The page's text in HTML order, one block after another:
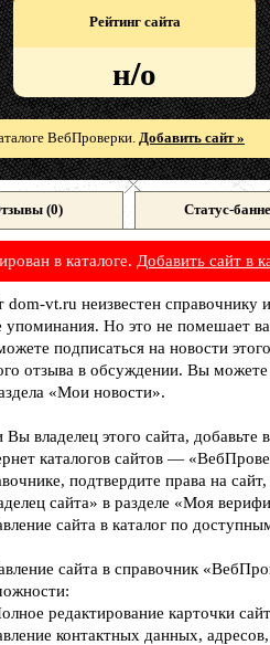
Рейтинг сайта
н/о
ВебПроверки.Добавить сайт »
(0) Статус-
в каталоге. Добавить сайт в
dom-vt.ru неизвестен справочнику
упоминания. Но это не помешает
подписаться на новости
отзыва в обсуждении. Вы можете
«Мои новости».
Вы владелец этого сайта,
каталогов сайтов —
подтвердите права на
сайта» в разделе «Моя
сайта в каталог по
сайта в справочник
редактирование карточки
контактных данных,